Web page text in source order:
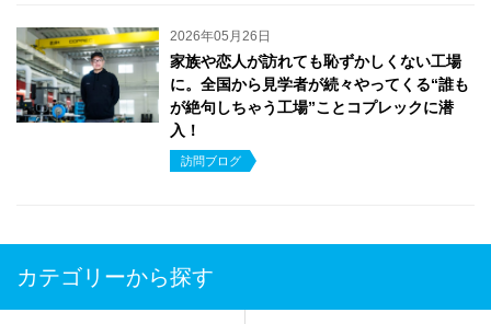
2026年05月26日
家族や恋人が訪れても恥ずかしくない工場
に。全国から見学者が続々やってくる“誰も
が絶句しちゃう工場”ことコプレックに潜
入！
訪問ブログ
カテゴリーから探す